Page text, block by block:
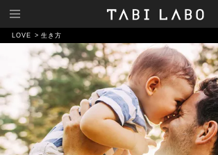
LOVE 生き方